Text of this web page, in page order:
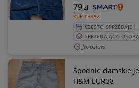
KUP TERAZ
79zł
CZĘSTO SPRZEDAJE
SPRZEDAJĄCY:
Jarosław
Spodnie damskie
H&M EUR38